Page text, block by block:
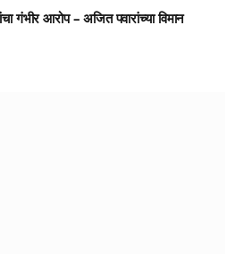
गंभीर आरोप – अजित पवारांच्या विमान